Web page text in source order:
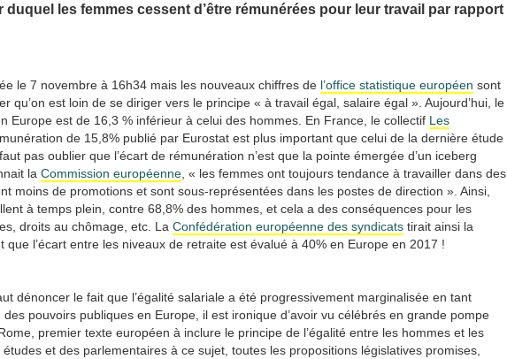
les femmes cessent d’être rémunérées pour leur travail par rapport
le 7 novembre à 16h34 mais les nouveaux chiffres de l’office statistique européen sont
qu’on est loin de se diriger vers le principe « à travail égal, salaire égal ». Aujourd’hui, le
Europe est de 16,3 % inférieur à celui des hommes. En France, le collectif Les
de 15,8% publié par Eurostat est plus important que celui de la dernière étude
pas oublier que l’écart de rémunération n’est que la pointe émergée d’un iceberg
la Commission européenne , « les femmes ont toujours tendance à travailler dans des
moins de promotions et sont sous-représentées dans les postes de direction ». Ainsi,
à temps plein, contre 68,8% des hommes, et cela a des conséquences pour les
droits au chômage, etc. La Confédération européenne des syndicats tirait ainsi la
que l’écart entre les niveaux de retraite est évalué à 40% en Europe en 2017 !
dénoncer le fait que l’égalité salariale a été progressivement marginalisée en tant
des pouvoirs publiques en Europe, il est ironique d’avoir vu célébrés en grande pompe
premier texte européen à inclure le principe de l’égalité entre les hommes et les
et des parlementaires à ce sujet, toutes les propositions législatives promises,